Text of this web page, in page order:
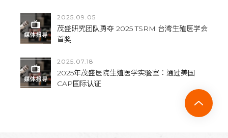
2025.09.05
茂盛研究团队勇夺 2025 TSRM 台湾生殖医学会
首奖
2025.07.18
2025年茂盛医院生殖医学实验室：通过美国
CAP国际认证